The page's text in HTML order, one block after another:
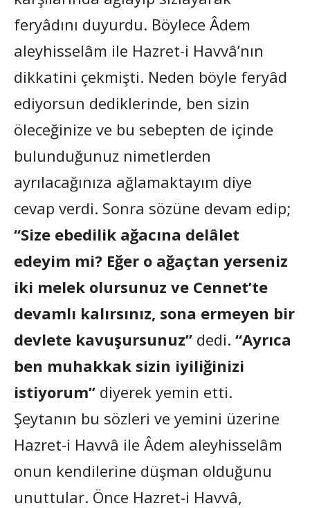
feryâdını duyurdu. Böylece Âdem
aleyhisselâm ile Hazret-i Havvâ’nın
dikkatini çekmişti. Neden böyle feryâd
ediyorsun dediklerinde, ben sizin
öleceğinize ve bu sebepten de içinde
bulunduğunuz nimetlerden
ayrılacağınıza ağlamaktayım diye
cevap verdi. Sonra sözüne devam edip;
“Size ebedilik ağacına delâlet
edeyim mi? Eğer o ağaçtan yerseniz
iki melek olursunuz ve Cennet’te
devamlı kalırsınız, sona ermeyen bir
devlete kavuşursunuz” dedi. “Ayrıca
ben muhakkak sizin iyiliğinizi
istiyorum” diyerek yemin etti.
Şeytanın bu sözleri ve yemini üzerine
Hazret-i Havvâ ile Âdem aleyhisselâm
onun kendilerine düşman olduğunu
unuttular. Önce Hazret-i Havvâ,